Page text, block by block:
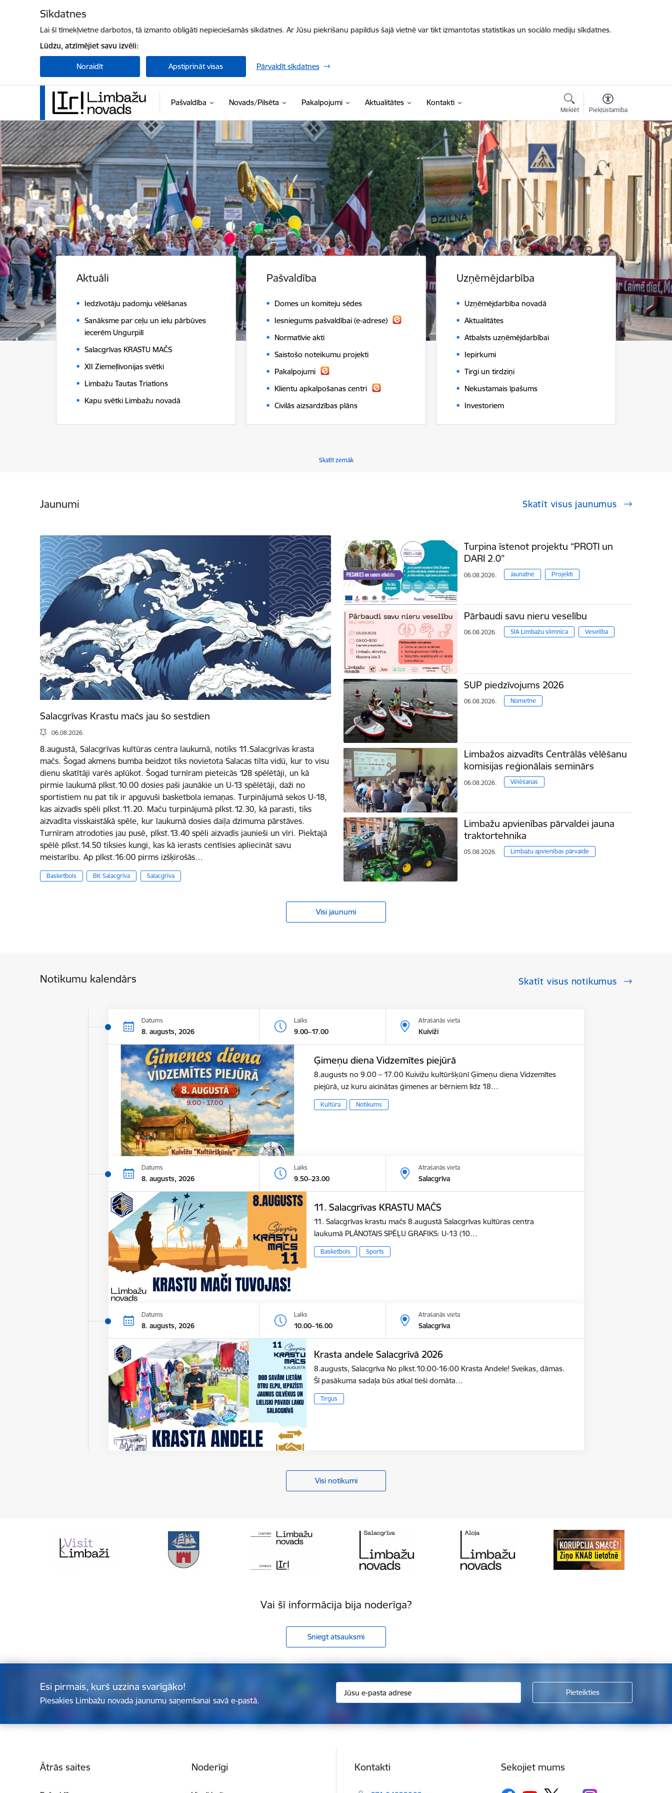
Sīkdatnes
Lai šī tīmekļvietne darbotos, tā izmanto obligāti nepieciešamās sīkdatnes. Ar Jūsu piekrišanu papildus šajā vietnē var tikt izmantotas statistikas un sociālo mediju sīkdatnes.
Lūdzu, atzīmējiet savu izvēli:
Noraidīt Apstiprināt visas Pārvaldīt sīkdatnes
Pašvaldība Novads/Pilsēta Pakalpojumi Aktualitātes Kontakti
Meklēt Piekļūstamība
Limbažu novada pašvaldība
Aktuāli
Iedzīvotāju padomju vēlēšanas
Sanāksme par ceļu un ielu pārbūves
iecerēm Ungurpilī
Salacgrīvas KRASTU MAČS
XII Ziemeļlivonijas svētki
Limbažu Tautas Triatlons
Kapu svētki Limbažu novadā
Pašvaldība
Domes un komiteju sēdes
Iesniegums pašvaldībai (e-adrese)
Normatīvie akti
Saistošo noteikumu projekti
Pakalpojumi
Klientu apkalpošanas centri
Civilās aizsardzības plāns
Uzņēmējdarbība
Uzņēmējdarbība novadā
Aktualitātes
Atbalsts uzņēmējdarbībai
Iepirkumi
Tirgi un tirdziņi
Nekustamais īpašums
Investoriem
Skatīt zemāk
Jaunumi Skatīt visus jaunumus
Salacgrīvas Krastu mačs jau šo sestdien
06.08.2026.
8.augustā, Salacgrīvas kultūras centra laukumā, notiks 11.Salacgrīvas krasta
mačs. Šogad akmens bumba beidzot tiks novietota Salacas tilta vidū, kur to visu
dienu skatītāji varēs aplūkot. Šogad turnīram pieteicās 128 spēlētāji, un kā
pirmie laukumā plkst.10.00 dosies paši jaunākie un U-13 spēlētāji, daži no
sportistiem nu pat tik ir apguvuši basketbola iemaņas. Turpinājumā sekos U-18,
kas aizvadīs spēli plkst.11.20. Maču turpinājumā plkst.12.30, kā parasti, tiks
aizvadīta visskaistākā spēle, kur laukumā dosies daiļa dzimuma pārstāves.
Turnīram atrodoties jau pusē, plkst.13.40 spēli aizvadīs jaunieši un vīri. Piektajā
spēlē plkst.14.50 tiksies kungi, kas kā ierasts centīsies apliecināt savu
meistarību. Ap plkst.16:00 pirms izšķirošās…
Basketbols BK Salacgrīva Salacgrīva
Turpina īstenot projektu “PROTI un
DARI 2.0”
06.08.2026. Jaunatne Projekti
Pārbaudi savu nieru veselību
06.08.2026. SIA Limbažu slimnīca Veselība
SUP piedzīvojums 2026
06.08.2026. Nometne
Limbažos aizvadīts Centrālās vēlēšanu
komisijas reģionālais seminārs
06.08.2026. Vēlēšanas
Limbažu apvienības pārvaldei jauna
traktortehnika
05.08.2026. Limbažu apvienības pārvalde
Visi jaunumi
Notikumu kalendārs Skatīt visus notikumus
Datums
8. augusts, 2026
Laiks
9.00–17.00
Atrašanās vieta
Kuiviži
Ģimeņu diena Vidzemītes piejūrā
8.augusts no 9.00 – 17.00 Kuivižu kultūršķūnī Ģimeņu diena Vidzemītes
piejūrā, uz kuru aicinātas ģimenes ar bērniem līdz 18…
Kultūra Notikums
Datums
8. augusts, 2026
Laiks
9.50–23.00
Atrašanās vieta
Salacgrīva
11. Salacgrīvas KRASTU MAČS
11. Salacgrīvas krastu mačs 8.augustā Salacgrīvas kultūras centra
laukumā PLĀNOTAIS SPĒĻU GRAFIKS: U-13 (10…
Basketbols Sports
Datums
8. augusts, 2026
Laiks
10.00–16.00
Atrašanās vieta
Salacgrīva
Krasta andele Salacgrīvā 2026
8.augusts, Salacgrīva No plkst.10:00-16:00 Krasta Andele! Sveikas, dāmas.
Šī pasākuma sadaļa būs atkal tieši domāta…
Tirgus
Visi notikumi
Vai šī informācija bija noderīga?
Sniegt atsauksmi
Esi pirmais, kurš uzzina svarīgāko!
Piesakies Limbažu novada jaunumu saņemšanai savā e-pastā.
Ātrās saites Noderīgi Kontakti Sekojiet mums